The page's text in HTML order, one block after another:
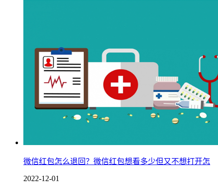
微信红包怎么退回？微信红包想看多少但又不想打开怎
2022-12-01